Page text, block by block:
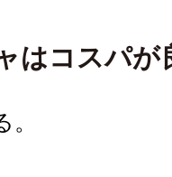
はコスパが